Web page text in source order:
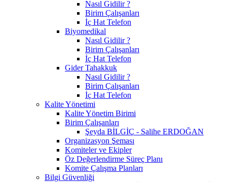
Nasıl Gidilir ?
Birim Çalışanları
İç Hat Telefon
Biyomedikal
Nasıl Gidilir ?
Birim Çalışanları
İç Hat Telefon
Gider Tahakkuk
Nasıl Gidilir ?
Birim Çalışanları
İç Hat Telefon
Kalite Yönetimi
Kalite Yönetim Birimi
Birim Çalışanları
Şeyda BİLGİÇ - Salihe ERDOĞAN
Organizasyon Şeması
Komiteler ve Ekipler
Öz Değerlendirme Süreç Planı
Komite Çalışma Planları
Bilgi Güvenliği